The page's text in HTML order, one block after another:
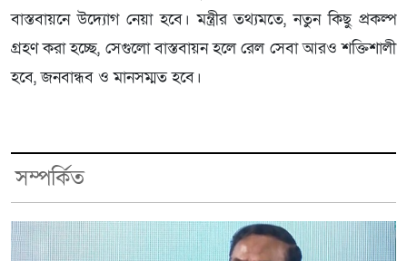
বাস্তবায়নে উদ্যোগ নেয়া হবে। মন্ত্রীর তথ্যমতে, নতুন কিছু প্রকল্প
গ্রহণ করা হচ্ছে, সেগুলো বাস্তবায়ন হলে রেল সেবা আরও শক্তিশালী
হবে, জনবান্ধব ও মানসম্মত হবে।
সম্পর্কিত